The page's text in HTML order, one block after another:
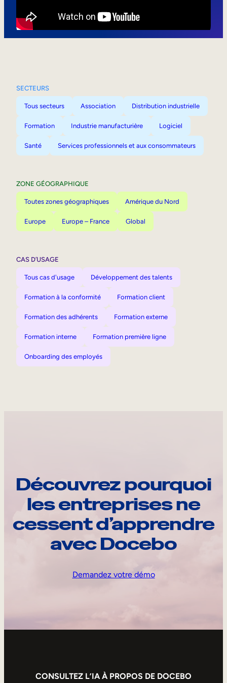
SECTEURS
Tous secteurs Association Distribution industrielle
Formation Industrie manufacturière Logiciel
Santé Services professionnels et aux consommateurs
ZONE GÉOGRAPHIQUE
Toutes zones géographiques Amérique du Nord
Europe Europe – France Global
CAS D’USAGE
Tous cas d'usage Développement des talents
Formation à la conformité Formation client
Formation des adhérents Formation externe
Formation interne Formation première ligne
Onboarding des employés
Découvrez pourquoi
les entreprises ne
cessent d’apprendre
avec Docebo
Demandez votre démo
CONSULTEZ L’IA À PROPOS DE DOCEBO